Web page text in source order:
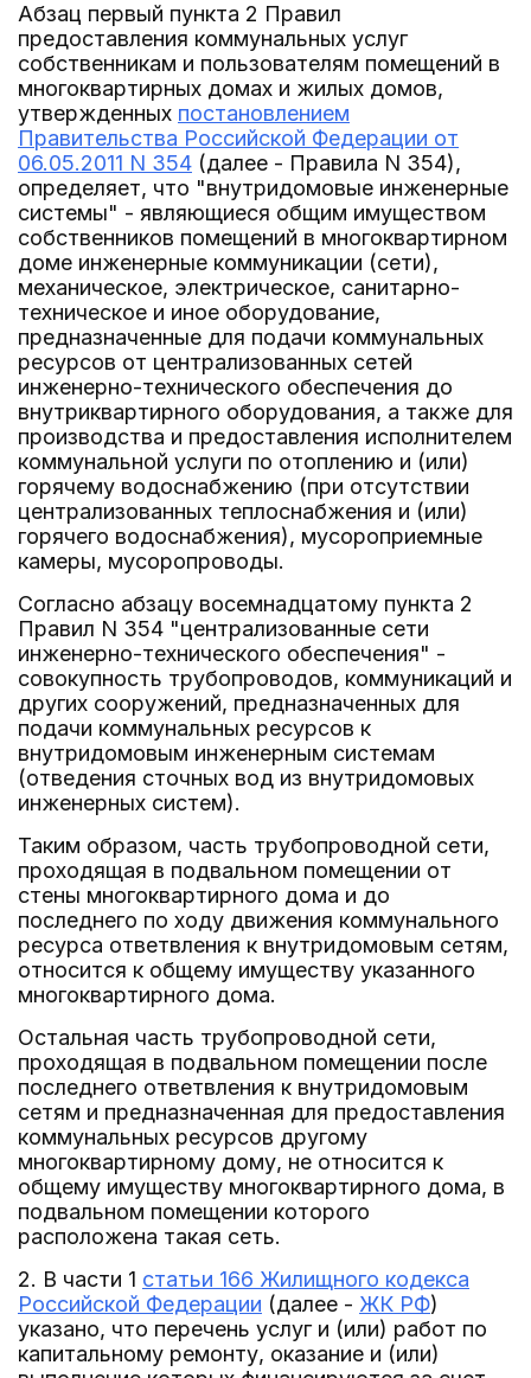
Абзац первый пункта 2 Правил
предоставления коммунальных услуг
собственникам и пользователям помещений в
многоквартирных домах и жилых домов,
утвержденных постановлением
Правительства Российской Федерации от
06.05.2011 N 354 (далее - Правила N 354),
определяет, что "внутридомовые инженерные
системы" - являющиеся общим имуществом
собственников помещений в многоквартирном
доме инженерные коммуникации (сети),
механическое, электрическое, санитарно-
техническое и иное оборудование,
предназначенные для подачи коммунальных
ресурсов от централизованных сетей
инженерно-технического обеспечения до
внутриквартирного оборудования, а также для
производства и предоставления исполнителем
коммунальной услуги по отоплению и (или)
горячему водоснабжению (при отсутствии
централизованных теплоснабжения и (или)
горячего водоснабжения), мусороприемные
камеры, мусоропроводы.
Согласно абзацу восемнадцатому пункта 2
Правил N 354 "централизованные сети
инженерно-технического обеспечения" -
совокупность трубопроводов, коммуникаций и
других сооружений, предназначенных для
подачи коммунальных ресурсов к
внутридомовым инженерным системам
(отведения сточных вод из внутридомовых
инженерных систем).
Таким образом, часть трубопроводной сети,
проходящая в подвальном помещении от
стены многоквартирного дома и до
последнего по ходу движения коммунального
ресурса ответвления к внутридомовым сетям,
относится к общему имуществу указанного
многоквартирного дома.
Остальная часть трубопроводной сети,
проходящая в подвальном помещении после
последнего ответвления к внутридомовым
сетям и предназначенная для предоставления
коммунальных ресурсов другому
многоквартирному дому, не относится к
общему имуществу многоквартирного дома, в
подвальном помещении которого
расположена такая сеть.
2. В части 1 статьи 166 Жилищного кодекса
Российской Федерации (далее - ЖК РФ)
указано, что перечень услуг и (или) работ по
капитальному ремонту, оказание и (или)